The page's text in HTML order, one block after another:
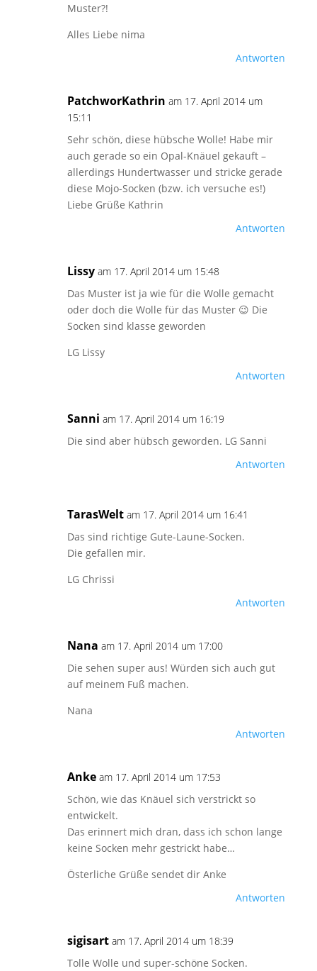
Muster?!
Alles Liebe nima
Antworten
PatchworKathrin am 17. April 2014 um
15:11
Sehr schön, diese hübsche Wolle! Habe mir
auch gerade so ein Opal-Knäuel gekauft –
allerdings Hundertwasser und stricke gerade
diese Mojo-Socken (bzw. ich versuche es!)
Liebe Grüße Kathrin
Antworten
Lissy am 17. April 2014 um 15:48
Das Muster ist ja wie für die Wolle gemacht
oder doch die Wolle für das Muster 😉 Die
Socken sind klasse geworden
LG Lissy
Antworten
Sanni am 17. April 2014 um 16:19
Die sind aber hübsch geworden. LG Sanni
Antworten
TarasWelt am 17. April 2014 um 16:41
Das sind richtige Gute-Laune-Socken.
Die gefallen mir.
LG Chrissi
Antworten
Nana am 17. April 2014 um 17:00
Die sehen super aus! Würden sich auch gut
auf meinem Fuß machen.
Nana
Antworten
Anke am 17. April 2014 um 17:53
Schön, wie das Knäuel sich verstrickt so
entwickelt.
Das erinnert mich dran, dass ich schon lange
keine Socken mehr gestrickt habe…
Österliche Grüße sendet dir Anke
Antworten
sigisart am 17. April 2014 um 18:39
Tolle Wolle und super-schöne Socken.